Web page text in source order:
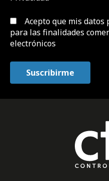
Acepto que mis datos
para las finalidades
electrónicos